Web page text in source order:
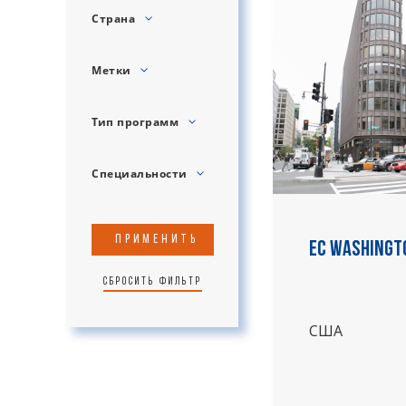
Страна
Метки
Тип программ
Специальности
Применить
Сбросить фильтр
EC
США